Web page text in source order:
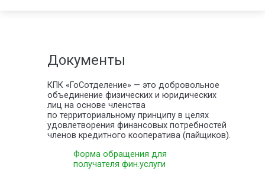
Документы
КПК «ГоСотделение» — это добровольное
объединение физических и юридических
лиц на основе членства
по территориальному принципу в целях
удовлетворения финансовых потребностей
членов кредитного кооператива (пайщиков).
Форма обращения для
получателя фин.услуги